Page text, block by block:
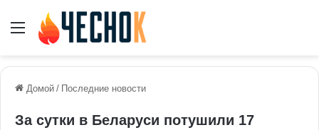
Меню
Домой / Последние новости
За сутки в Беларуси потушили 17